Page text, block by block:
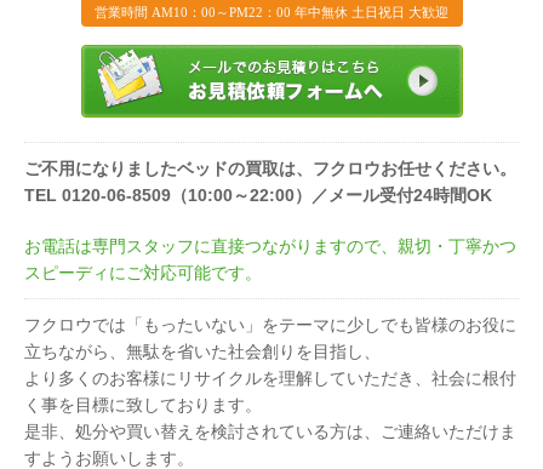
営業時間 AM10：00～PM22：00 年中無休 土日祝日 大歓迎
ご不用になりましたベッドの買取は、フクロウお任せください。
TEL 0120-06-8509（10:00～22:00）／メール受付24時間OK
お電話は専門スタッフに直接つながりますので、親切・丁寧かつ
スピーディにご対応可能です。
フクロウでは「もったいない」をテーマに少しでも皆様のお役に
立ちながら、無駄を省いた社会創りを目指し、
より多くのお客様にリサイクルを理解していただき、社会に根付
く事を目標に致しております。
是非、処分や買い替えを検討されている方は、ご連絡いただけま
すようお願いします。